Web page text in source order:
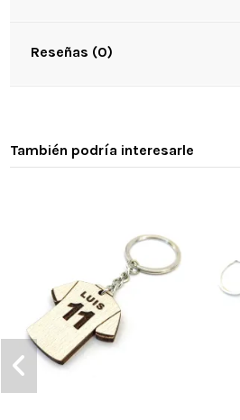
Reseñas (0)
También podría interesarle